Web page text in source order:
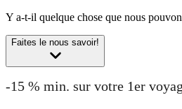
Y a-t-il quelque chose que nous
Faites le nous savoir!
-15 % min. sur votre 1er